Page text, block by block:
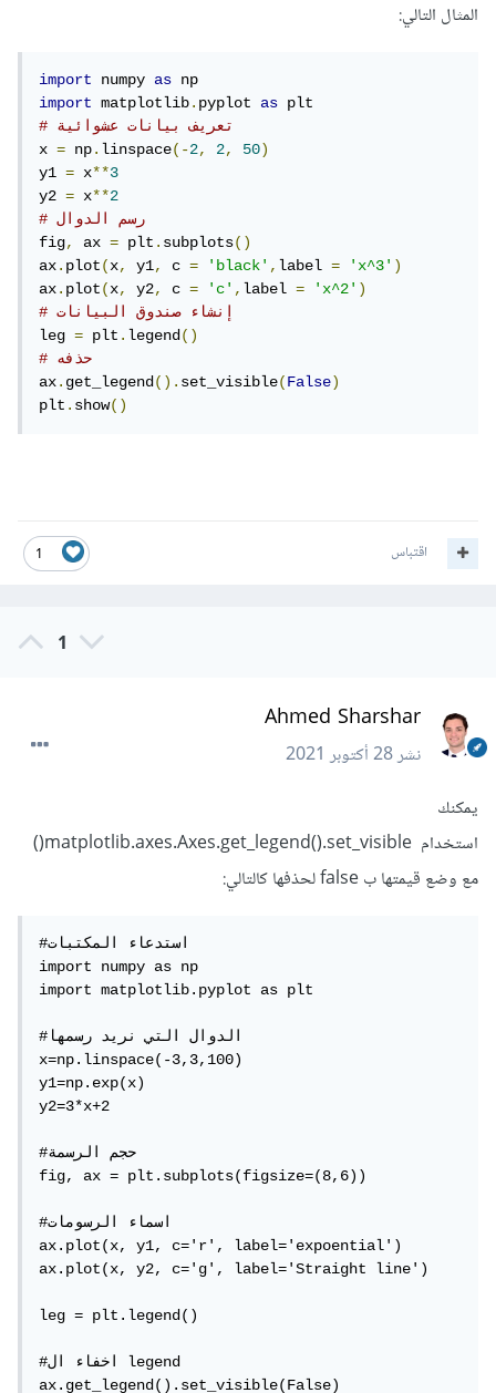
المثال التالي:
import numpy as
import matplotlib.pyplot as
# تعريف بيانات عشوائية
x = np.linspace(-2, 2, 50)
y1 = x**3
y2 = x**2
# رسم الدوال
fig, ax = plt.subplots()
ax.plot(x, y1, c = 'black',label = 'x^3')
ax.plot(x, y2, c = 'c',label = 'x^2')
# إنشاء صندوق البيانات
leg = plt.legend()
# حذفه
ax.get_legend().set_visible(False)
plt.show()
1 اقتباس
1
Ahmed Sharshar
نشر28 أكتوبر 2021
يمكنك
استخدام matplotlib.axes.Axes.get_legend().set_visible()
مع وضع قيمتها ب false لحذفها كالتالي:
#استدعاء المكتبات
import numpy as np
import matplotlib.pyplot as plt
#الدوال التي نريد رسمها
x=np.linspace(-3,3,100)
y1=np.exp(x)
y2=3*x+2
#حجم الرسمة
fig, ax = plt.subplots(figsize=(8,6))
#اسماء الرسومات
ax.plot(x, y1, c='r', label='expoential')
ax.plot(x, y2, c='g', label='Straight line')
leg = plt.legend()
#اخفاء ال legend
ax.get_legend().set_visible(False)